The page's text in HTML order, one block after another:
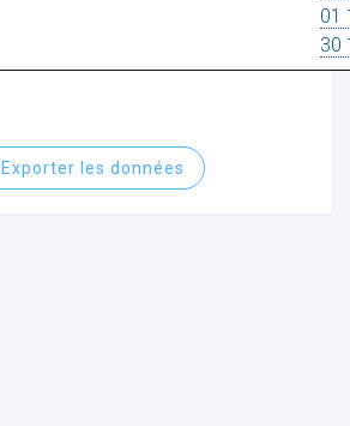
01
30
Exporter les données